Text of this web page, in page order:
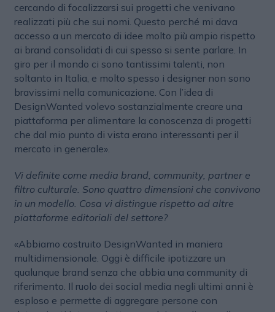
cercando di focalizzarsi sui progetti che venivano
realizzati più che sui nomi. Questo perché mi dava
accesso a un mercato di idee molto più ampio rispetto
ai brand consolidati di cui spesso si sente parlare. In
giro per il mondo ci sono tantissimi talenti, non
soltanto in Italia, e molto spesso i designer non sono
bravissimi nella comunicazione. Con l’idea di
DesignWanted volevo sostanzialmente creare una
piattaforma per alimentare la conoscenza di progetti
che dal mio punto di vista erano interessanti per il
mercato in generale».
Vi definite come media brand, community, partner e
filtro culturale. Sono quattro dimensioni che convivono
in un modello. Cosa vi distingue rispetto ad altre
piattaforme editoriali del settore?
«Abbiamo costruito DesignWanted in maniera
multidimensionale. Oggi è difficile ipotizzare un
qualunque brand senza che abbia una community di
riferimento. Il ruolo dei social media negli ultimi anni è
esploso e permette di aggregare persone con